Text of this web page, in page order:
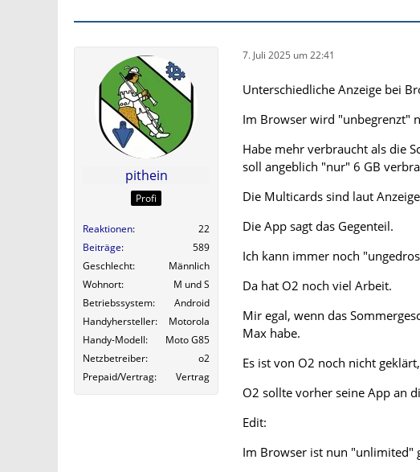
pithein
Profi
Reaktionen
22
Beiträge
589
Geschlecht
Männlich
Wohnort
M und S
Betriebssystem
Android
Handyhersteller
Motorola
Handy-Modell
Moto G85
Netzbetreiber
o2
Prepaid/Vertrag
Vertrag
7. Juli 2025 um 22:41
Unterschiedliche Anzeige bei
Im Browser wird "unbegrenzt"
Habe mehr verbraucht als die
soll angeblich "nur" 6 GB
Die Multicards sind laut
Die App sagt das Gegenteil.
Ich kann immer noch
Da hat O2 noch viel Arbeit.
Mir egal, wenn das
Max habe.
Es ist von O2 noch nicht
O2 sollte vorher seine App an
Edit:
Im Browser ist nun "unlimited"